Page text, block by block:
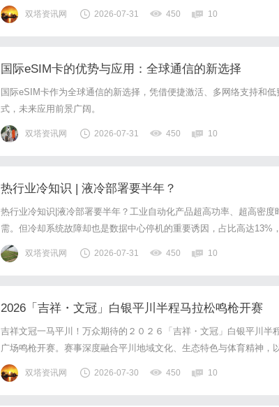
用户获取信息、认识品牌的重要入口，企业面临的挑战也正在发生变
AI表现，也需要理解不同AI生态中的品牌认知与影响力。因此，...
双塔资讯网 2026-07-31 450 10
国际eSIM卡的优势与应用：全球通信的新选择
国际eSIM卡作为全球通信的新选择，凭借便捷激活、多网络支持和
式，未来应用前景广阔。
双塔资讯网 2026-07-31 450 10
热行业冷知识 | 液冷部署要半年？
热行业冷知识|液冷部署要半年？工业自动化产品超高功率、超高密度
需。但冷却系统故障却也是数据中心停机的重要诱因，占比高达13%
可能达到数百万元的损失——让液冷系统安全、快速、高效地部署落
及开关为你深挖被忽视的技术细节，打破习以为常的行业误区！施耐
双塔资讯网 2026-07-31 450 10
2026「吉祥・文冠」白银平川半程马拉松鸣枪开赛
吉祥文冠一马平川！万众期待的２０２６「吉祥・文冠」白银平川半
广场鸣枪开赛。赛事深度融合平川地域文化、生态特色与体育精神，
四海跑友齐聚平川，以脚步丈量城市沃土，以奔跑诠释运动热爱，在
与激情、活力与人文交融的体育盛宴。本届赛事由甘肃省田径协会指
双塔资讯网 2026-07-30 450 10